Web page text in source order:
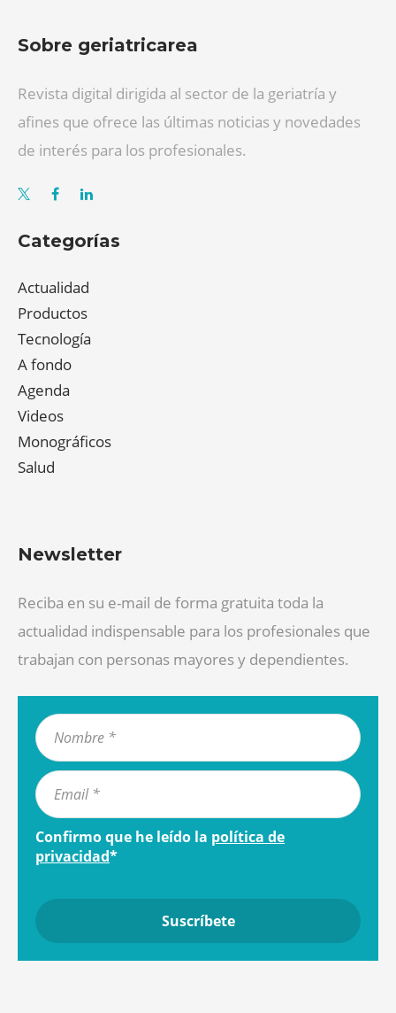
Sobre geriatricarea
Revista digital dirigida al sector de la geriatría y
afines que ofrece las últimas noticias y novedades
de interés para los profesionales.
Categorías
Actualidad
Productos
Tecnología
A fondo
Agenda
Videos
Monográficos
Salud
Newsletter
Reciba en su e-mail de forma gratuita toda la
actualidad indispensable para los profesionales que
trabajan con personas mayores y dependientes.
Confirmo que he leído la política de
privacidad*